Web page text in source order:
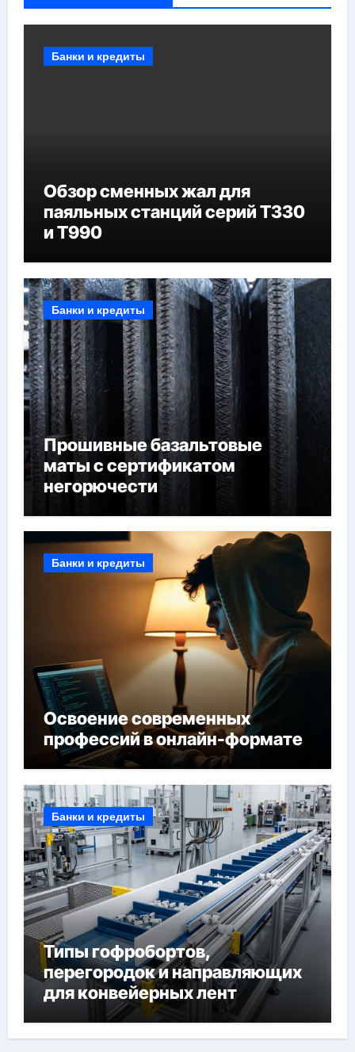
Банки и кредиты
Обзор сменных жал для
паяльных станций серий T330
и T990
Банки и кредиты
Прошивные базальтовые
маты с сертификатом
негорючести
Банки и кредиты
Освоение современных
профессий в онлайн-формате
Банки и кредиты
Типы гофробортов,
перегородок и направляющих
для конвейерных лент